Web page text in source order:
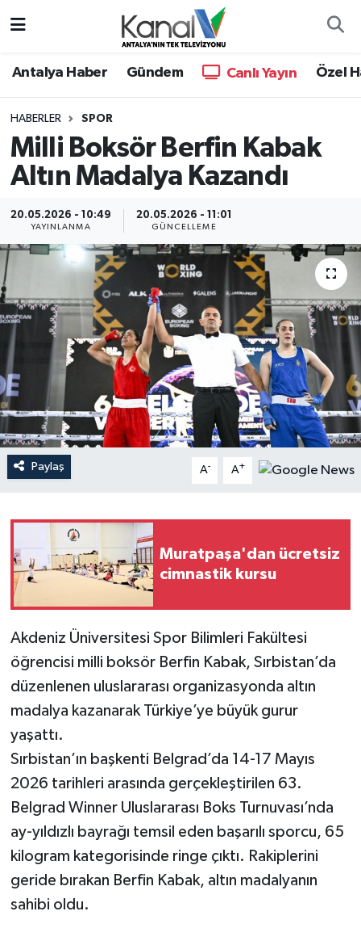
Antalya Haber Gündem Canlı Yayın Özel
HABERLER SPOR
Milli Boksör Berfin Kabak
Altın Madalya Kazandı
20.05.2026 - 10:49
YAYINLANMA
20.05.2026 - 11:01
GÜNCELLEME
Paylaş A- A+
Muratpaşa'dan ücretsiz
cimnastik kursu
Akdeniz Üniversitesi Spor Bilimleri Fakültesi
öğrencisi milli boksör Berfin Kabak, Sırbistan’da
düzenlenen uluslararası organizasyonda altın
madalya kazanarak Türkiye’ye büyük gurur
yaşattı.
Sırbistan’ın başkenti Belgrad’da 14-17 Mayıs
2026 tarihleri arasında gerçekleştirilen 63.
Belgrad Winner Uluslararası Boks Turnuvası’nda
ay-yıldızlı bayrağı temsil eden başarılı sporcu, 65
kilogram kategorisinde ringe çıktı. Rakiplerini
geride bırakan Berfin Kabak, altın madalyanın
sahibi oldu.
Antalya Haber
Dünya
Eğitim
Ekonomi
Gündem
Günün Manşetleri
Haber Kuşakları
Haberler
KANALV Spor
Kültür Sanat
Öğle Bülteni
Siyaset
Sosyal medya
Spor
Teknoloji
Televizyon
Yaşam
Hava Durumu
Trafik Durumu
Süper Lig Puan Durumu ve Fikstür
Tüm Manşetler
Son Dakika Haberleri
Haber Arşivi